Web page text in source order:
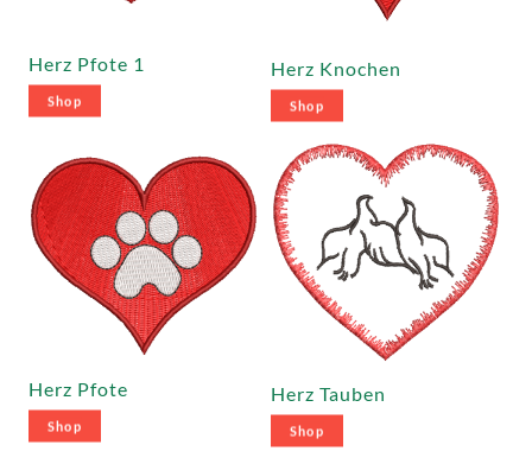
Herz Pfote 1
Shop
Herz Knochen
Shop
Herz Pfote
Shop
Herz Tauben
Shop